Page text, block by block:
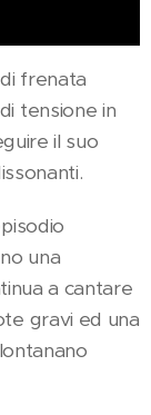
frenata
tensione in
il suo
una
a cantare
gravi ed una